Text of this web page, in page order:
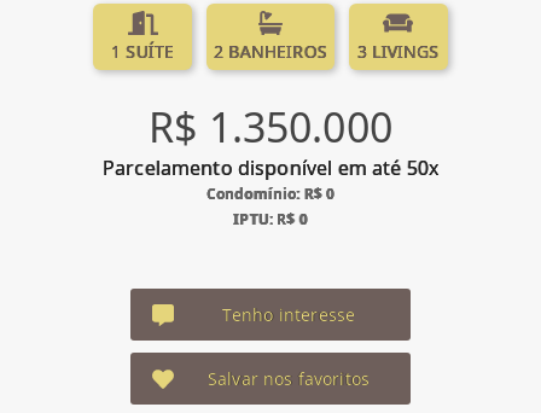
1 SUÍTE 2 BANHEIROS 3 LIVINGS
R$ 1.350.000
Parcelamento disponível em até 50x
Condomínio: R$ 0
IPTU: R$ 0
Tenho interesse
Salvar nos favoritos